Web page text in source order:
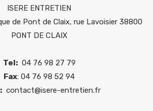
ISERE ENTRETIEN
de Pont de Claix, rue Lavoisier 38800
PONT DE CLAIX
Tel:04 76 98 27 79
Fax: 04 76 98 52 94
contact@isere-entretien.fr